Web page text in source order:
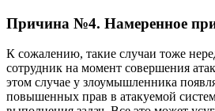
Причина №4. Намеренное
К сожалению, такие случаи тоже
сотрудник на момент совершения
этом случае у злоумышленника
повышенных прав в атакуемой